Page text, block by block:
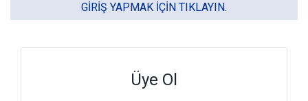
GIRIŞ YAPMAK IÇIN TIKLAYIN.
Üye Ol